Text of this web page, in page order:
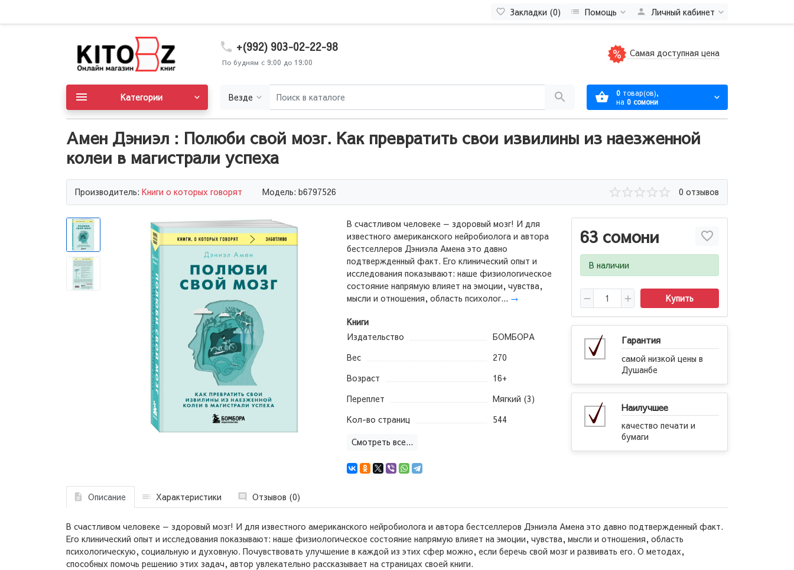
Закладки (0) Помощь Личный кабинет
+(992) 903-02-22-98
По будням с 9:00 до 19:00
Самая доступная цена
Везде 0 товар(ов),
на 0 сомони
Категории
Амен Дэниэл : Полюби свой мозг. Как превратить свои извилины из наезженной
колеи в магистрали успеха
Производитель: Книги о которых говорят Модель: b6797526 0 отзывов
63 сомони
В наличии
Купить
Гарантия
самой низкой цены в
Душанбе
Наилучшее
качество печати и
бумаги
В счастливом человеке — здоровый мозг! И для
известного американского нейробиолога и автора
бестселлеров Дэниэла Амена это давно
подтвержденный факт. Его клинический опыт и
исследования показывают: наше физиологическое
состояние напрямую влияет на эмоции, чувства,
мысли и отношения, область психолог... →
Книги
Издательство
БОМБОРА
Вес
270
Возраст
16+
Переплет
Мягкий (3)
Кол-во страниц
544
Смотреть все...
Описание Характеристики Отзывов (0)
В счастливом человеке — здоровый мозг! И для известного американского нейробиолога и автора бестселлеров Дэниэла Амена это давно подтвержденный факт.
Его клинический опыт и исследования показывают: наше физиологическое состояние напрямую влияет на эмоции, чувства, мысли и отношения, область
психологическую, социальную и духовную. Почувствовать улучшение в каждой из этих сфер можно, если беречь свой мозг и развивать его. О методах,
способных помочь решению этих задач, автор увлекательно рассказывает на страницах своей книги.